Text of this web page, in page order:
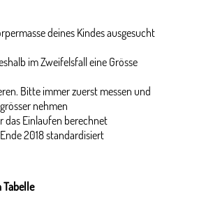
deines Kindes ausgesucht
im Zweifelsfall eine Grösse
Bitte immer zuerst messen und
nehmen
das Einlaufen berechnet
2018 standardisiert
Tabelle